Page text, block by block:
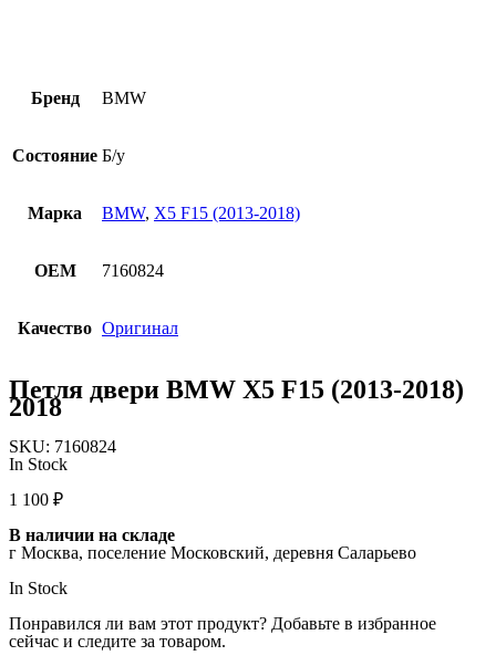
Бренд BMW
Состояние Б/у
Марка BMW, X5 F15 (2013-2018)
OEM 7160824
Качество Оригинал
Петля двери BMW X5 F15 (2013-2018)
2018
SKU: 7160824
In Stock
1 100 ₽
В наличии на складе
г Москва, поселение Московский, деревня Саларьево
In Stock
Понравился ли вам этот продукт? Добавьте в избранное
сейчас и следите за товаром.